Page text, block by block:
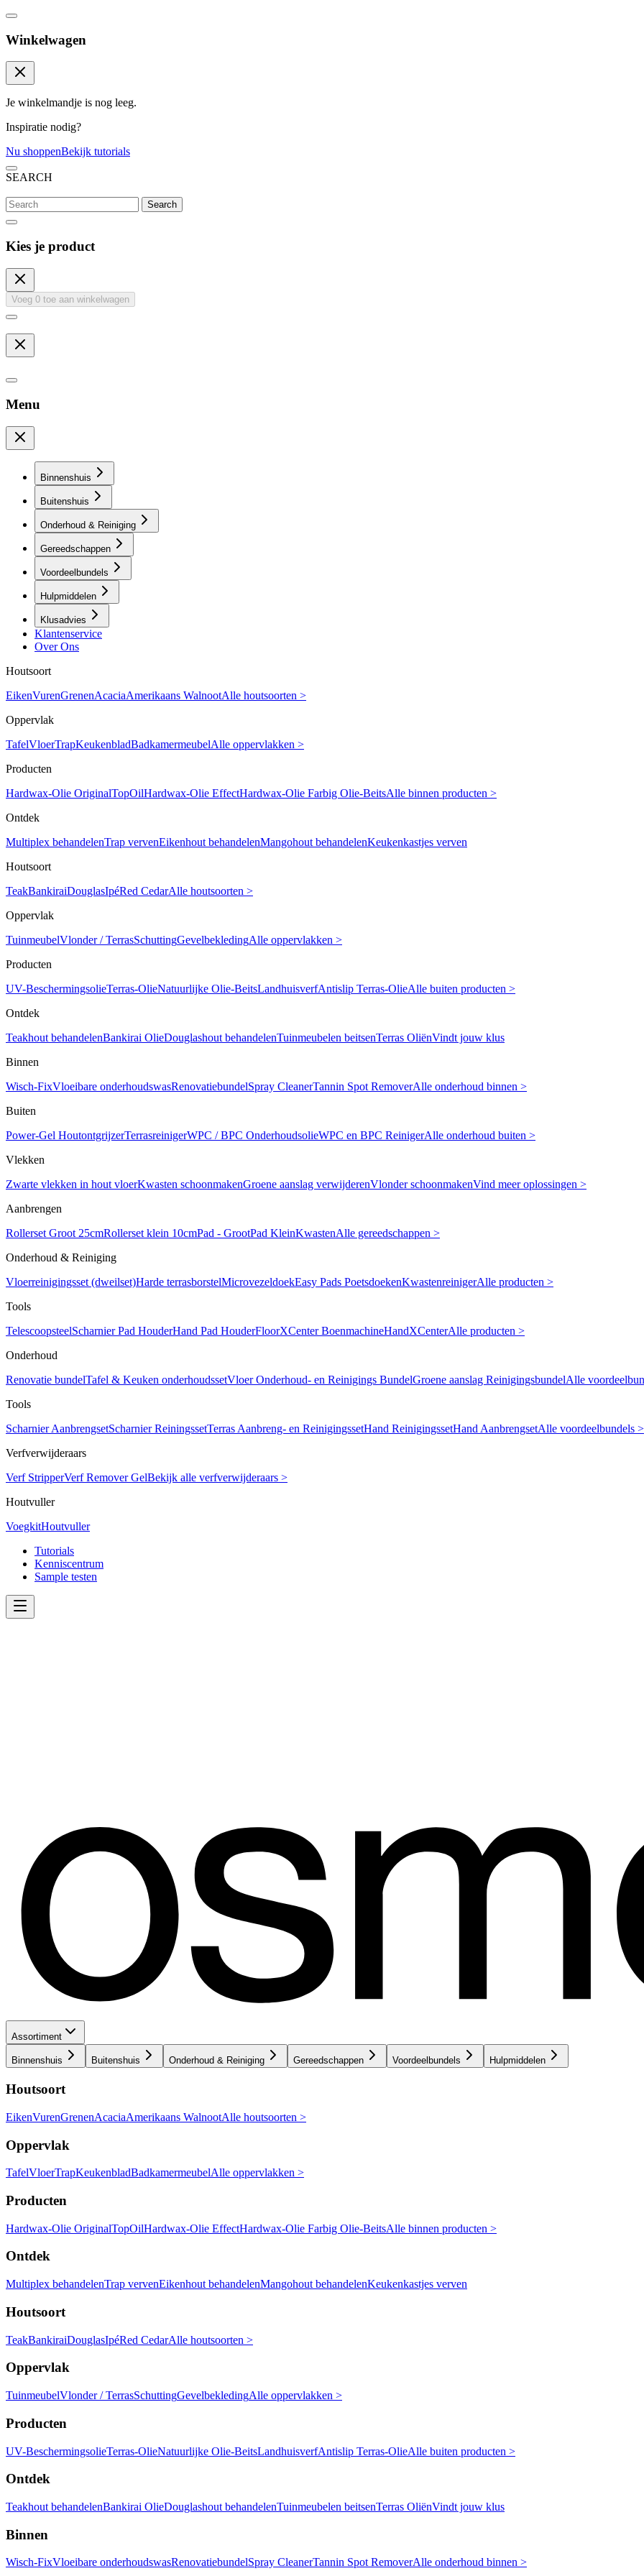
Winkelwagen
Je winkelmandje is nog leeg.
Inspiratie nodig?
Nu shoppenBekijk tutorials
SEARCH
Search
Kies je product
Voeg 0 toe aan winkelwagen
Menu
Binnenshuis
Buitenshuis
Onderhoud & Reiniging
Gereedschappen
Voordeelbundels
Hulpmiddelen
Klusadvies
Klantenservice
Over Ons
Houtsoort
EikenVurenGrenenAcaciaAmerikaans WalnootAlle houtsoorten >
Oppervlak
TafelVloerTrapKeukenbladBadkamermeubelAlle oppervlakken >
Producten
Hardwax-Olie OriginalTopOilHardwax-Olie EffectHardwax-Olie Farbig Olie-BeitsAlle binnen producten >
Ontdek
Multiplex behandelenTrap vervenEikenhout behandelenMangohout behandelenKeukenkastjes verven
Houtsoort
TeakBankiraiDouglasIpéRed CedarAlle houtsoorten >
Oppervlak
TuinmeubelVlonder / TerrasSchuttingGevelbekledingAlle oppervlakken >
Producten
UV-BeschermingsolieTerras-OlieNatuurlijke Olie-BeitsLandhuisverfAntislip Terras-OlieAlle buiten producten >
Ontdek
Teakhout behandelenBankirai OlieDouglashout behandelenTuinmeubelen beitsenTerras OliënVindt jouw klus
Binnen
Wisch-FixVloeibare onderhoudswasRenovatiebundelSpray CleanerTannin Spot RemoverAlle onderhoud binnen >
Buiten
Power-Gel HoutontgrijzerTerrasreinigerWPC / BPC OnderhoudsolieWPC en BPC ReinigerAlle onderhoud buiten >
Vlekken
Zwarte vlekken in hout vloerKwasten schoonmakenGroene aanslag verwijderenVlonder schoonmakenVind meer oplossingen >
Aanbrengen
Rollerset Groot 25cmRollerset klein 10cmPad - GrootPad KleinKwastenAlle gereedschappen >
Onderhoud & Reiniging
Vloerreinigingsset (dweilset)Harde terrasborstelMicrovezeldoekEasy Pads PoetsdoekenKwastenreinigerAlle producten >
Tools
TelescoopsteelScharnier Pad HouderHand Pad HouderFloorXCenter BoenmachineHandXCenterAlle producten >
Onderhoud
Renovatie bundelTafel & Keuken onderhoudssetVloer Onderhoud- en Reinigings BundelGroene aanslag ReinigingsbundelAlle
Tools
Scharnier AanbrengsetScharnier ReiningssetTerras Aanbreng- en ReinigingssetHand ReinigingssetHand AanbrengsetAlle voordeelbundels >
Verfverwijderaars
Verf StripperVerf Remover GelBekijk alle verfverwijderaars >
Houtvuller
VoegkitHoutvuller
Tutorials
Kenniscentrum
Sample testen
Assortiment
Binnenshuis Buitenshuis Onderhoud & Reiniging Gereedschappen Voordeelbundels Hulpmiddelen
Houtsoort
EikenVurenGrenenAcaciaAmerikaans WalnootAlle houtsoorten >
Oppervlak
TafelVloerTrapKeukenbladBadkamermeubelAlle oppervlakken >
Producten
Hardwax-Olie OriginalTopOilHardwax-Olie EffectHardwax-Olie Farbig Olie-BeitsAlle binnen producten >
Ontdek
Multiplex behandelenTrap vervenEikenhout behandelenMangohout behandelenKeukenkastjes verven
Houtsoort
TeakBankiraiDouglasIpéRed CedarAlle houtsoorten >
Oppervlak
TuinmeubelVlonder / TerrasSchuttingGevelbekledingAlle oppervlakken >
Producten
UV-BeschermingsolieTerras-OlieNatuurlijke Olie-BeitsLandhuisverfAntislip Terras-OlieAlle buiten producten >
Ontdek
Teakhout behandelenBankirai OlieDouglashout behandelenTuinmeubelen beitsenTerras OliënVindt jouw klus
Binnen
Wisch-FixVloeibare onderhoudswasRenovatiebundelSpray CleanerTannin Spot RemoverAlle onderhoud binnen >